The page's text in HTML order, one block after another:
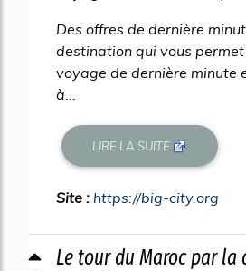
Des offres de dernière
destination qui vous
voyage de dernière minute
à...
LIRE LA SUITE
Site : https://big-city.org
Le tour du Maroc par la